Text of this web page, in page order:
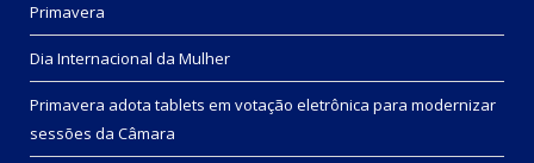
Primavera
Dia Internacional da Mulher
Primavera adota tablets em votação eletrônica para modernizar
sessões da Câmara